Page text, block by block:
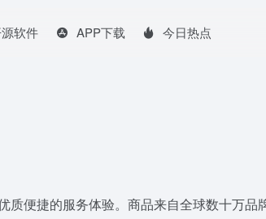
软件 APP下载 今日热点
便捷的服务体验。商品来自全球数十万